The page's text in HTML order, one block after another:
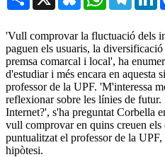
'Vull comprovar la fluctuació dels
paguen els usuaris, la diversificació
premsa comarcal i local', ha
d'estudiar i més encara en aquesta
professor de la UPF. 'M'interessa
reflexionar sobre les línies de futur.
Internet?', s'ha preguntat Corbella
vull comprovar en quins creuen
puntualitzat el professor de la
hipòtesi.